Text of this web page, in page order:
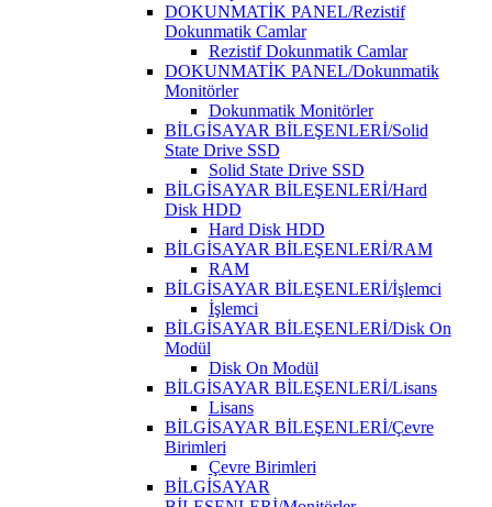
DOKUNMATİK PANEL/Rezistif
Dokunmatik Camlar
Rezistif Dokunmatik Camlar
DOKUNMATİK PANEL/Dokunmatik
Monitörler
Dokunmatik Monitörler
BİLGİSAYAR BİLEŞENLERİ/Solid
State Drive SSD
Solid State Drive SSD
BİLGİSAYAR BİLEŞENLERİ/Hard
Disk HDD
Hard Disk HDD
BİLGİSAYAR BİLEŞENLERİ/RAM
RAM
BİLGİSAYAR BİLEŞENLERİ/İşlemci
İşlemci
BİLGİSAYAR BİLEŞENLERİ/Disk On
Modül
Disk On Modül
BİLGİSAYAR BİLEŞENLERİ/Lisans
Lisans
BİLGİSAYAR BİLEŞENLERİ/Çevre
Birimleri
Çevre Birimleri
BİLGİSAYAR